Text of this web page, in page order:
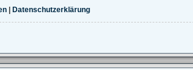
Datenschutzerklärung